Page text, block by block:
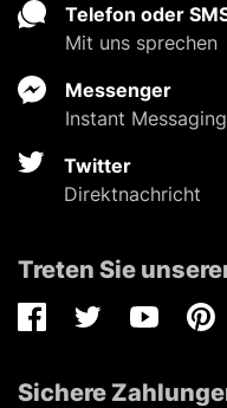
Telefon oder
Mit uns sprechen
Messenger
Instant Messaging
Twitter
Direktnachricht
Treten Sie
FacebookTwitterYoutube
Sichere